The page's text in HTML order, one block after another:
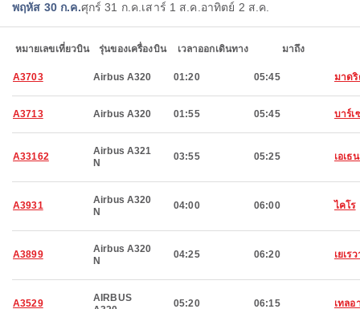
พฤหัส 30 ก.ค.ศุกร์ 31 ก.ค. เสาร์ 1 ส.ค. อาทิตย์ 2 ส.ค.
หมายเลขเที่ยวบิน รุ่นของเครื่องบิน เวลาออกเดินทาง มาถึง
A3703 Airbus A320 01:20 05:45 มาด
A3713 Airbus A320 01:55 05:45 บาร์เ
A33162
Airbus A321
N
03:55 05:25 เอเธ
A3931
Airbus A320
N
04:00 06:00 ไคโร
A3899
Airbus A320
N
04:25 06:20 เยเร
A3529
AIRBUS
05:20 06:15 เทลอ